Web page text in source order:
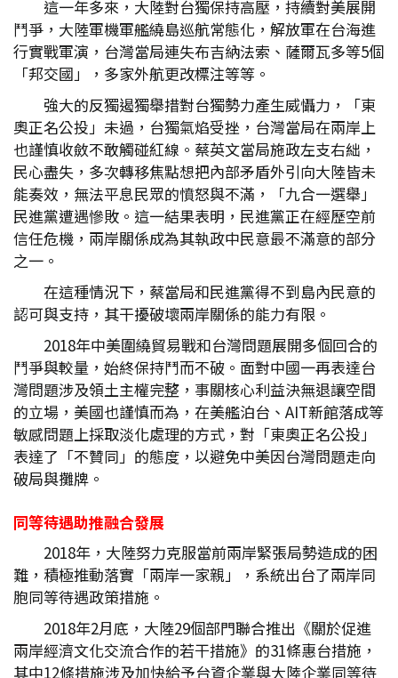
這一年多來，大陸對台獨保持高壓，持續對美展開
鬥爭，大陸軍機軍艦繞島巡航常態化，解放軍在台海進
行實戰軍演，台灣當局連失布吉納法索、薩爾瓦多等5個
「邦交國」，多家外航更改標注等等。
強大的反獨遏獨舉措對台獨勢力產生威懾力，「東
奧正名公投」未過，台獨氣焰受挫，台灣當局在兩岸上
也謹慎收斂不敢觸碰紅線。蔡英文當局施政左支右絀，
民心盡失，多次轉移焦點想把內部矛盾外引向大陸皆未
能奏效，無法平息民眾的憤怒與不滿，「九合一選舉」
民進黨遭遇慘敗。這一結果表明，民進黨正在經歷空前
信任危機，兩岸關係成為其執政中民意最不滿意的部分
之一。
在這種情況下，蔡當局和民進黨得不到島內民意的
認可與支持，其干擾破壞兩岸關係的能力有限。
2018年中美圍繞貿易戰和台灣問題展開多個回合的
鬥爭與較量，始終保持鬥而不破。面對中國一再表達台
灣問題涉及領土主權完整，事關核心利益決無退讓空間
的立場，美國也謹慎而為，在美艦泊台、AIT新館落成等
敏感問題上採取淡化處理的方式，對「東奧正名公投」
表達了「不贊同」的態度，以避免中美因台灣問題走向
破局與攤牌。
同等待遇助推融合發展
2018年，大陸努力克服當前兩岸緊張局勢造成的困
難，積極推動落實「兩岸一家親」，系統出台了兩岸同
胞同等待遇政策措施。
2018年2月底，大陸29個部門聯合推出《關於促進
兩岸經濟文化交流合作的若干措施》的31條惠台措施，
其中12條措施涉及加快給予台資企業與大陸企業同等待